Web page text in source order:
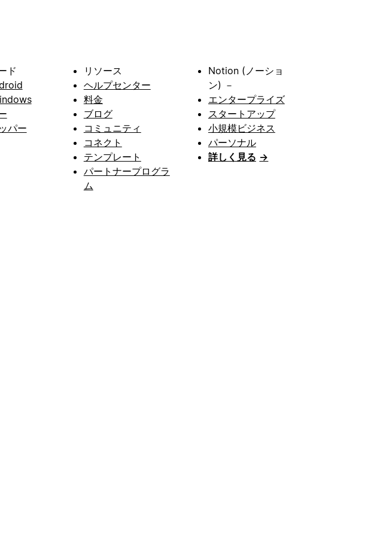
ド
パー
リソース
ヘルプセンター
料金
ブログ
コミュニティ
コネクト
テンプレート
パートナープログラ
ム
Notion (ノーショ
ン) －
エンタープライズ
スタートアップ
小規模ビジネス
パーソナル
詳しく見る →